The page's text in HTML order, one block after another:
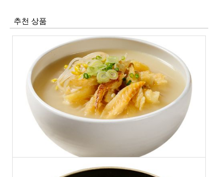
추천 상품
황태해장국